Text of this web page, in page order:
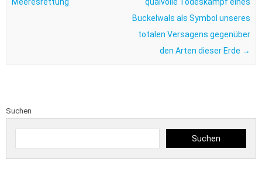
Buckelwals als Symbol unseres
totalen Versagens gegenüber
den Arten dieser Erde →
Suchen
Suchen